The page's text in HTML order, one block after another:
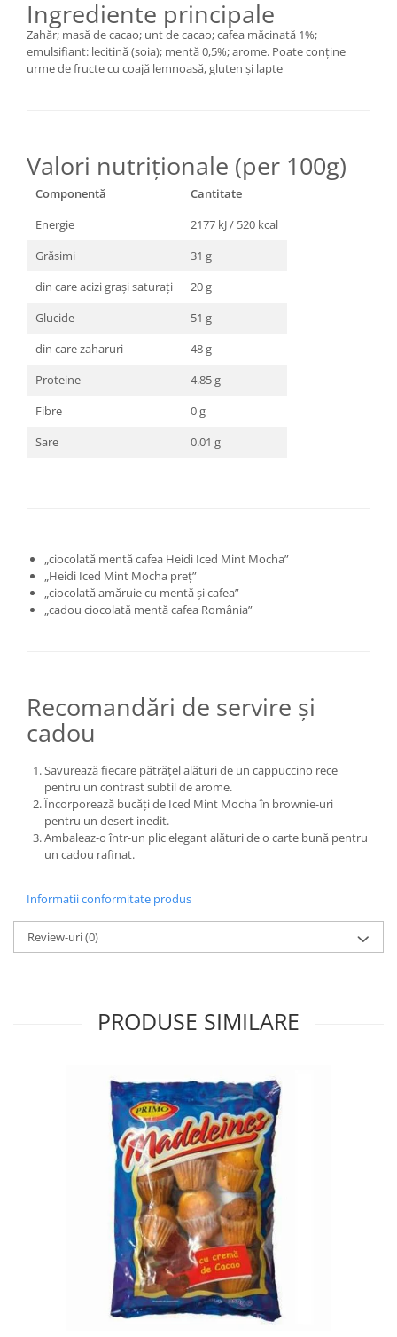
Ingrediente principale
Zahăr; masă de cacao; unt de cacao; cafea măcinată 1%;
emulsifiant: lecitină (soia); mentă 0,5%; arome. Poate conține
urme de fructe cu coajă lemnoasă, gluten și lapte
Valori nutriționale (per 100g)
Componentă
Cantitate
Energie
2177 kJ / 520 kcal
Grăsimi
31 g
din care acizi grași saturați
20 g
Glucide
51 g
din care zaharuri
48 g
Proteine
4.85 g
Fibre
0 g
Sare
0.01 g
„ciocolată mentă cafea Heidi Iced Mint Mocha”
„Heidi Iced Mint Mocha preț”
„ciocolată amăruie cu mentă și cafea”
„cadou ciocolată mentă cafea România”
Recomandări de servire și
cadou
Savurează fiecare pătrățel alături de un cappuccino rece
pentru un contrast subtil de arome.
Încorporează bucăți de Iced Mint Mocha în brownie-uri
pentru un desert inedit.
Ambaleaz-o într-un plic elegant alături de o carte bună pentru
un cadou rafinat.
Informatii conformitate produs
Review-uri(0)
PRODUSE SIMILARE